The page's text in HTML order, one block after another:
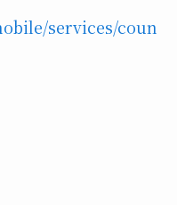
services/coun